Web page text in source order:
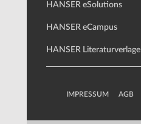
HANSER eSolutions
HANSER eCampus
HANSER Literaturverlage
IMPRESSUM AGB